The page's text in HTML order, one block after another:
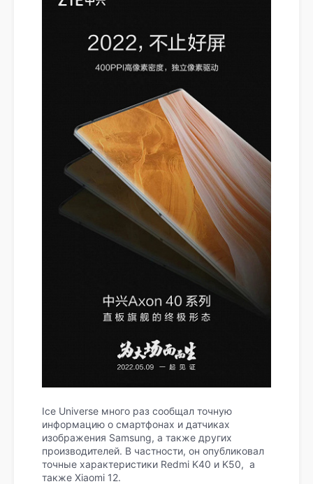
Ice Universe много раз сообщал точную
информацию о смартфонах и датчиках
изображения Samsung, а также других
производителей. В частности, он опубликовал
точные характеристики Redmi K40 и K50, а
также Xiaomi 12.